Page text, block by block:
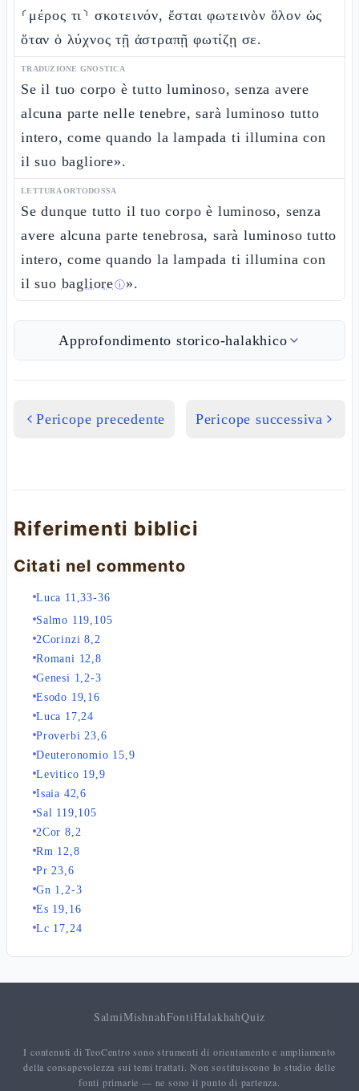
⸂μέρος τι⸃ σκοτεινόν, ἔσται φωτεινὸν ὅλον ὡς
ὅταν ὁ λύχνος τῇ ἀστραπῇ φωτίζῃ σε.
TRADUZIONE GNOSTICA
Se il tuo corpo è tutto luminoso, senza avere
alcuna parte nelle tenebre, sarà luminoso tutto
intero, come quando la lampada ti illumina con
il suo bagliore».
LETTURA ORTODOSSA
Se dunque tutto il tuo corpo è luminoso, senza
avere alcuna parte tenebrosa, sarà luminoso tutto
intero, come quando la lampada ti illumina con
il suo baglioreⓘ».
Approfondimento storico-halakhico
Pericope precedente Pericope successiva
Riferimenti biblici
Citati nel commento
Luca 11,33-36
Salmo 119,105
2Corinzi 8,2
Romani 12,8
Genesi 1,2-3
Esodo 19,16
Luca 17,24
Proverbi 23,6
Deuteronomio 15,9
Levitico 19,9
Isaia 42,6
Sal 119,105
2Cor 8,2
Rm 12,8
Pr 23,6
Gn 1,2-3
Es 19,16
Lc 17,24
SalmiMishnahFontiHalakhahQuiz
I contenuti di TeoCentro sono strumenti di orientamento e ampliamento
della consapevolezza sui temi trattati. Non sostituiscono lo studio delle
fonti primarie — ne sono il punto di partenza.